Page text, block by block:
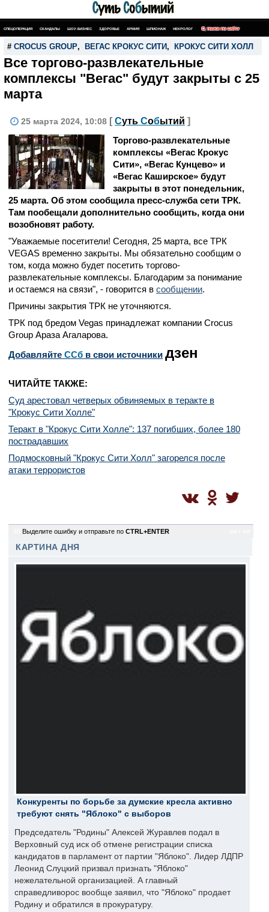
СПЕЦОПЕРАЦИЯ СКАНДАЛЫ ШОУ-БИЗНЕС ЗДОРОВЬЕ АРМИЯ ШПИОНАЖ НЕКРОЛОГ ПОИСК ПО САЙТУ
# CROCUS GROUP, ВЕГАС КРОКУС СИТИ , КРОКУС СИТИ ХОЛЛ
Все торгово-развлекательные
комплексы "Вегас" будут закрыты с 25
марта
25 марта 2024, 10:08 [ Суть Событий ]
Торгово-развлекательные
комплексы «Вегас Крокус
Сити», «Вегас Кунцево» и
«Вегас Каширское» будут
закрыты в этот понедельник,
25 марта. Об этом сообщила пресс-служба сети ТРК.
Там пообещали дополнительно сообщить, когда они
возобновят работу.
"Уважаемые посетители! Сегодня, 25 марта, все ТРК
VEGAS временно закрыты. Мы обязательно сообщим о
том, когда можно будет посетить торгово-
развлекательные комплексы. Благодарим за понимание
и остаемся на связи", - говорится в сообщении.
Причины закрытия ТРК не уточняются.
ТРК под бредом Vegas принадлежат компании Crocus
Group Араза Агаларова.
Добавляйте CСб в свои источники дзен
ЧИТАЙТЕ ТАКЖЕ:
Суд арестовал четверых обвиняемых в теракте в
"Крокус Сити Холле"
Теракт в "Крокус Сити Холле": 137 погибших, более 180
пострадавших
Подмосковный "Крокус Сити Холл" загорелся после
атаки террористов
Выделите ошибку и отправьте по CTRL+ENTER
КАРТИНА ДНЯ
Конкуренты по борьбе за думские кресла активно
требуют снять "Яблоко" с выборов
Председатель "Родины" Алексей Журавлев подал в
Верховный суд иск об отмене регистрации списка
кандидатов в парламент от партии "Яблоко". Лидер ЛДПР
Леонид Слуцкий призвал признать "Яблоко"
нежелательной организацией. А главный
справедливорос вообще заявил, что "Яблоко" продает
Родину и обратился в прокуратуру.